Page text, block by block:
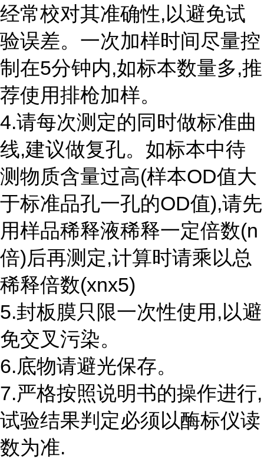
经常校对其准确性,以避免试
验误差。一次加样时间尽量控
制在5分钟内,如标本数量多,推
荐使用排枪加样。
4.请每次测定的同时做标准曲
线,建议做复孔。如标本中待
测物质含量过高(样本OD值大
于标准品孔一孔的OD值),请先
用样品稀释液稀释一定倍数(n
倍)后再测定,计算时请乘以总
稀释倍数(xnx5)
5.封板膜只限一次性使用,以避
免交叉污染。
6.底物请避光保存。
7.严格按照说明书的操作进行,
试验结果判定必须以酶标仪读
数为准.